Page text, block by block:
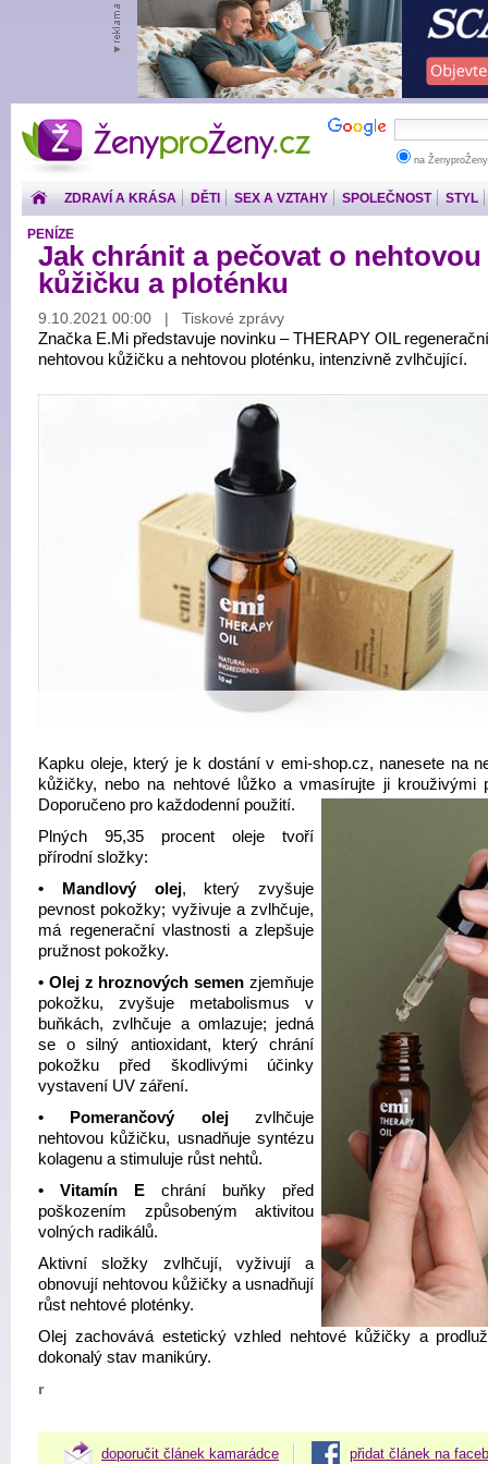
ŽenyproŽeny.cz
na
ZDRAVÍ A KRÁSA DĚTI SEX A VZTAHY SPOLEČNOST STYL
PENÍZE
Jak chránit a pečovat o nehtovou
kůžičku a ploténku
9.10.2021 00:00 | Tiskové zprávy
Značka E.Mi představuje novinku – THERAPY OIL
nehtovou kůžičku a nehtovou ploténku, intenzivně zvlhčující.
Kapku oleje, který je k dostání v emi-shop.cz, nanesete na
kůžičky, nebo na nehtové lůžko a vmasírujte ji krouživými
Doporučeno pro každodenní použití.
Plných 95,35 procent oleje tvoří
přírodní složky:
• Mandlový olej, který zvyšuje
pevnost pokožky; vyživuje a zvlhčuje,
má regenerační vlastnosti a zlepšuje
pružnost pokožky.
• Olej z hroznových semen zjemňuje
pokožku, zvyšuje metabolismus v
buňkách, zvlhčuje a omlazuje; jedná
se o silný antioxidant, který chrání
pokožku před škodlivými účinky
vystavení UV záření.
•
Pomerančový olejzvlhčuje
nehtovou kůžičku, usnadňuje syntézu
kolagenu a stimuluje růst nehtů.
• Vitamín E chrání buňky před
poškozením způsobeným aktivitou
volných radikálů.
Aktivní složky zvlhčují, vyživují a
obnovují nehtovou kůžičky a usnadňují
růst nehtové ploténky.
Olej zachovává estetický vzhled nehtové kůžičky a
dokonalý stav manikúry.
r
doporučit článek kamarádce přidat článek na